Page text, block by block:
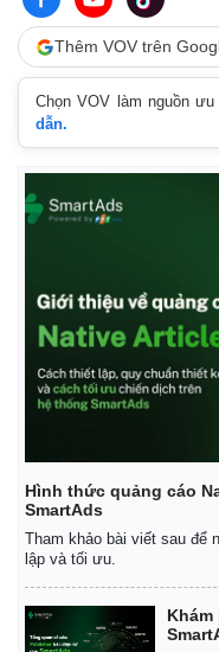
Thế giới
Quan sát
Thêm VOV trên
Chọn VOV làm nguồn
dẫn.
Hình thức quảng cáo
SmartAds
Tham khảo bài viết sau để
lập và tối ưu.